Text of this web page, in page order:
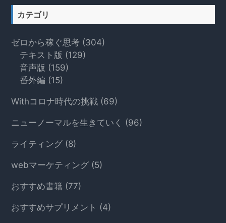
ト
を
検
カテゴリ
ゼロから稼ぐ思考 (304)
テキスト版 (129)
音声版 (159)
番外編 (15)
Withコロナ時代の挑戦 (69)
ニューノーマルを生きていく (96)
ライティング (8)
webマーケティング (5)
おすすめ書籍 (77)
おすすめサプリメント (4)